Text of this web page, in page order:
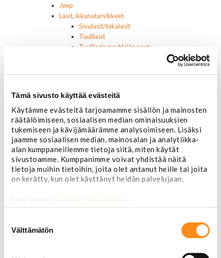
Tämä sivusto käyttää evästeitä
Käytämme evästeitä tarjoamamme sisällön ja mainosten
räätälöimiseen, sosiaalisen median ominaisuuksien
tukemiseen ja kävijämäärämme analysoimiseen. Lisäksi
jaamme sosiaalisen median, mainosalan ja analytiikka-
alan kumppaneillemme tietoja siitä, miten käytät
sivustoamme. Kumppanimme voivat yhdistää näitä
tietoja muihin tietoihin, joita olet antanut heille tai joita
on kerätty, kun olet käyttänyt heidän palvelujaan.
Lisätietoja: jarimaki.fi/tietosuoja
valinta
Välttämätön
Jeep
Lasit, ikkunatarvikkeet
Sivulasit/takalasit
Tuulilasit
Tuulilasin pyyhkijän osat
Lavakatteet Pick Up:eihin
Renkaat ja vanteet
Renkaat ja tarvikkeet
Varapyörätelineet
Venttiilinhatut
Renkaat 14"
Renkaat 15"
Renkaat 16"
Renkaat 16,5"